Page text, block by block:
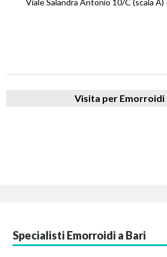
Viale Salandra Antonio 10/C (scala A)
Visita per Emorroidi
Specialisti Emorroidi a Bari